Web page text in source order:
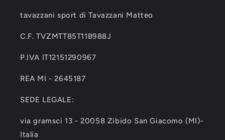
tavazzani sport di Tavazzani Matteo
C.F. TVZMTT85T11B988J
P.IVA IT12151290967
REA MI - 2645187
SEDE LEGALE:
via gramsci 13 - 20058 Zibido San Giacomo (MI)-
Italia